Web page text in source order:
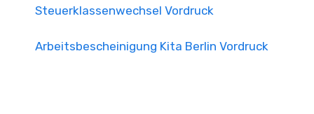
Steuerklassenwechsel Vordruck
Arbeitsbescheinigung Kita Berlin Vordruck